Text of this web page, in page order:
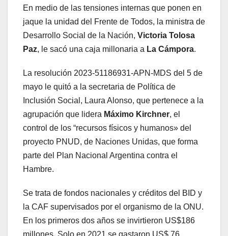
En medio de las tensiones internas que ponen en
jaque la unidad del Frente de Todos, la ministra de
Desarrollo Social de la Nación, Victoria Tolosa
Paz, le sacó una caja millonaria a La Cámpora.
La resolución 2023-51186931-APN-MDS del 5 de
mayo le quitó a la secretaria de Política de
Inclusión Social, Laura Alonso, que pertenece a la
agrupación que lidera Máximo Kirchner, el
control de los “recursos físicos y humanos» del
proyecto PNUD, de Naciones Unidas, que forma
parte del Plan Nacional Argentina contra el
Hambre.
Se trata de fondos nacionales y créditos del BID y
la CAF supervisados por el organismo de la ONU.
En los primeros dos años se invirtieron US$186
millones. Solo en 2021 se gastaron US$ 76